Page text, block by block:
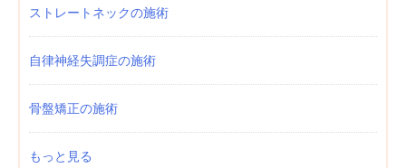
ストレートネックの施術
自律神経失調症の施術
骨盤矯正の施術
もっと見る